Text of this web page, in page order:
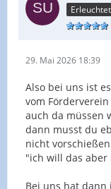
29. Mai 2026 18:39
Also bei uns ist
vom
auch da müssen
dann musst du
nicht
"ich will das aber
Bei uns hat